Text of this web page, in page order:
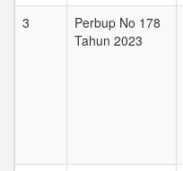
3
Perbup No 178
Tahun 2023